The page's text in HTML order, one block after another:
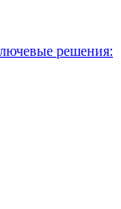
решения: